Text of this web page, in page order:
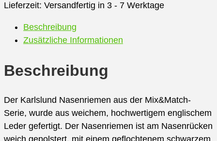
Kombiniert
Menge
Lieferzeit: Versandfertig in 3 - 7 Werktage
Beschreibung
Zusätzliche Informationen
Beschreibung
Der Karlslund Nasenriemen aus der Mix&Match-
Serie, wurde aus weichem, hochwertigem englischem
Leder gefertigt. Der Nasenriemen ist am Nasenrücken